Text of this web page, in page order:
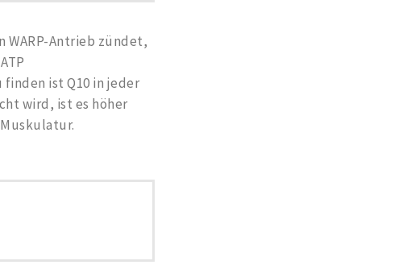
WARP-Antrieb zündet,
ist Q10 in jeder
wird, ist es höher